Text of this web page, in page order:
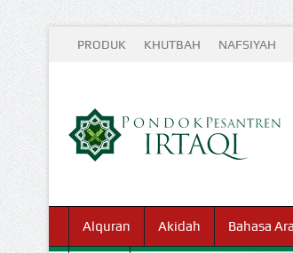
PRODUK KHUTBAH NAFSIYAH
Alquran Akidah Bahasa